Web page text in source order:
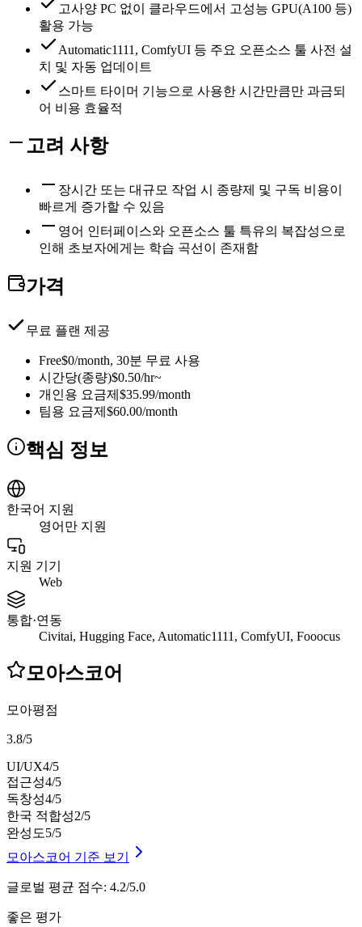
고사양 PC 없이 클라우드에서 고성능 GPU(A100 등)
활용 가능
Automatic1111, ComfyUI 등 주요 오픈소스 툴 사전 설
치 및 자동 업데이트
스마트 타이머 기능으로 사용한 시간만큼만 과금되
어 비용 효율적
고려 사항
장시간 또는 대규모 작업 시 종량제 및 구독 비용이
빠르게 증가할 수 있음
영어 인터페이스와 오픈소스 툴 특유의 복잡성으로
인해 초보자에게는 학습 곡선이 존재함
가격
무료 플랜 제공
Free$0/month, 30분 무료 사용
시간당(종량)$0.50/hr~
개인용 요금제 $35.99/month
팀용 요금제 $60.00/month
핵심 정보
한국어 지원
영어만 지원
지원 기기
Web
통합·연동
Civitai, Hugging Face, Automatic1111, ComfyUI, Fooocus
모아스코어
모아평점
3.8/5
UI/UX4/5
접근성4/5
독창성4/5
한국 적합성2/5
완성도5/5
모아스코어 기준 보기
글로벌 평균 점수: 4.2/5.0
좋은 평가